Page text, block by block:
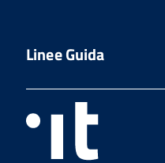
Linee Guida